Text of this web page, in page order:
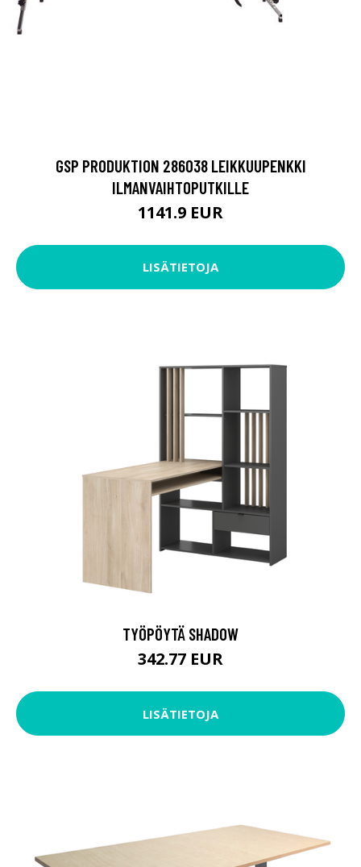
GSP PRODUKTION 286038 LEIKKUUPENKKI
ILMANVAIHTOPUTKILLE
1141.9 EUR
LISÄTIETOJA
TYÖPÖYTÄ SHADOW
342.77 EUR
LISÄTIETOJA